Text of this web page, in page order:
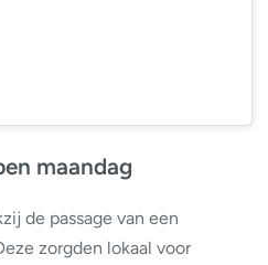
maandag
de passage van een
zorgden lokaal voor